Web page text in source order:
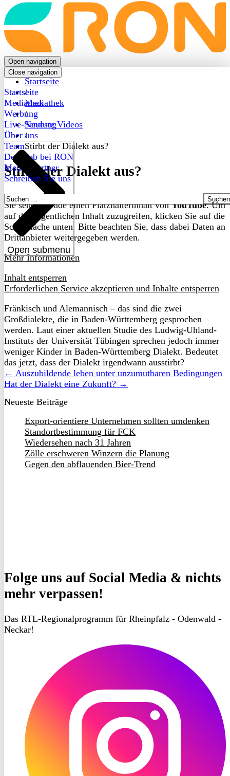
Back
to
frontpage
Open navigation
Close navigation
Startseite
Mediathek
Werbung
Live-Sendung
Über uns
Open submenu
Team
Dein Job bei RON
Medienpartner
Schreiben Sie uns
Suchen
nach:
Startseite
/
Mediathek
/
Neueste Videos
/
Stirbt der Dialekt aus?
Stirbt der Dialekt aus?
Sie sehen gerade einen Platzhalterinhalt vonYouTube. Um
auf den eigentlichen Inhalt zuzugreifen, klicken Sie auf die
Schaltfläche unten. Bitte beachten Sie, dass dabei Daten an
Drittanbieter weitergegeben werden.
Mehr Informationen
Inhalt entsperren
Erforderlichen Service akzeptieren und Inhalte entsperren
Fränkisch und Alemannisch – das sind die zwei
Großdialekte, die in Baden-Württemberg gesprochen
werden. Laut einer aktuellen Studie des Ludwig-Uhland-
Instituts der Universität Tübingen sprechen jedoch immer
weniger Kinder in Baden-Württemberg Dialekt. Bedeutet
das jetzt, dass der Dialekt irgendwann ausstirbt?
← Auszubildende leben unter unzumutbaren Bedingungen
Hat der Dialekt eine Zukunft? →
Neueste Beiträge
Export-orientiere Unternehmen sollten umdenken
Standortbestimmung für FCK
Wiedersehen nach 31 Jahren
Zölle erschweren Winzern die Planung
Gegen den abflauenden Bier-Trend
Folge uns auf Social Media & nichts
mehr verpassen!
Das RTL-Regionalprogramm für Rheinpfalz - Odenwald -
Neckar!
Instagram